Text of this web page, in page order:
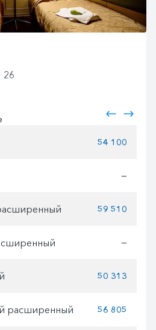
26
54 100
—
59 510
—
50 313
расширенный 56 805